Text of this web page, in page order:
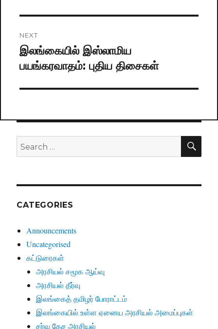
NEXT
Next
post:
இலங்கையில் இஸ்லாமிய
பயங்கரவாதம்: புதிய திசைகள்
Search
for:
CATEGORIES
Announcements
Uncategorised
கட்டுரைகள்
அரசியல் சமூக ஆய்வு
அரசியல் தீர்வு
இலங்கைத் தமிழர் போராட்டம்
இலங்கையில் உள்ள ஏனைய அரசியல் அமைப்புகள்
சர்வ தேச அரசியல்